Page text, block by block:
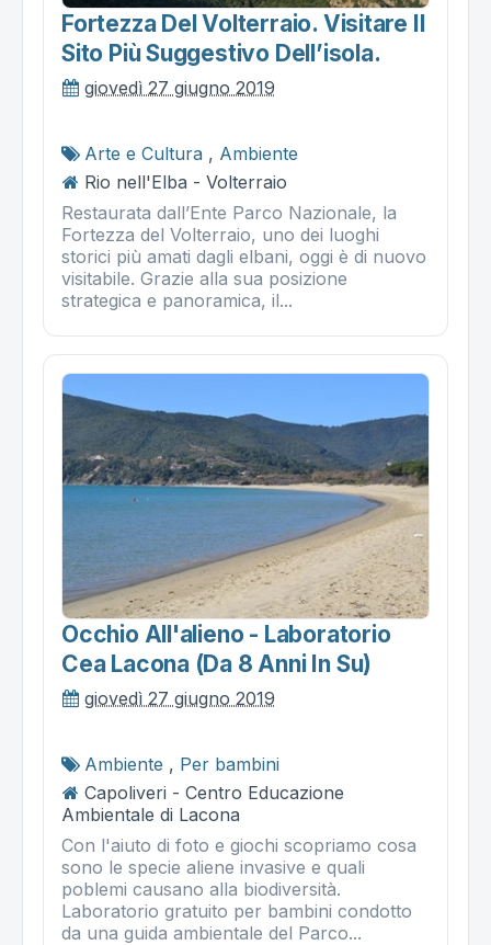
Fortezza Del Volterraio. Visitare Il
Sito Più Suggestivo Dell’isola.
giovedì 27 giugno 2019
Arte e Cultura , Ambiente
Rio nell'Elba - Volterraio
Restaurata dall’Ente Parco Nazionale, la
Fortezza del Volterraio, uno dei luoghi
storici più amati dagli elbani, oggi è di nuovo
visitabile. Grazie alla sua posizione
strategica e panoramica, il...
Occhio All'alieno - Laboratorio
Cea Lacona (da 8 Anni In Su)
giovedì 27 giugno 2019
Ambiente , Per bambini
Capoliveri - Centro Educazione
Ambientale di Lacona
Con l'aiuto di foto e giochi scopriamo cosa
sono le specie aliene invasive e quali
poblemi causano alla biodiversità.
Laboratorio gratuito per bambini condotto
da una guida ambientale del Parco...